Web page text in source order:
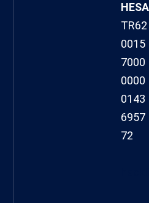
TR62
0015
7000
0000
0143
6957
72